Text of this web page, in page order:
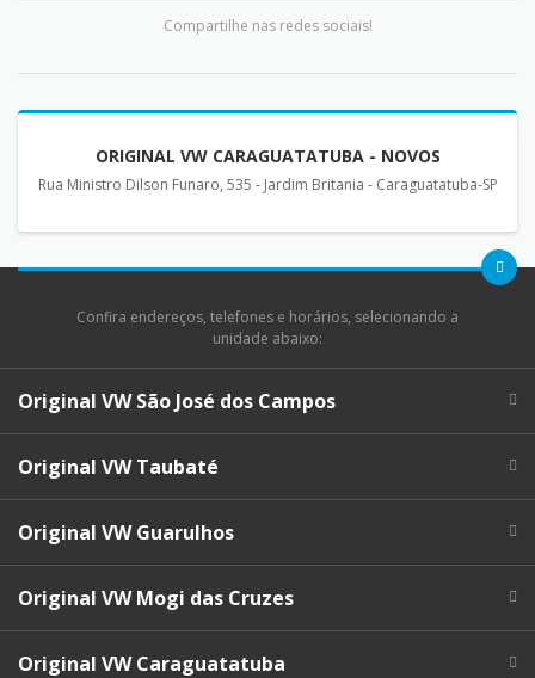
Compartilhe nas redes sociais!
ORIGINAL VW CARAGUATATUBA - NOVOS
Rua Ministro Dilson Funaro, 535 - Jardim Britania - Caraguatatuba-SP
Confira endereços, telefones e horários, selecionando a
unidade abaixo:
Original VW São José dos Campos
Original VW Taubaté
Original VW Guarulhos
Original VW Mogi das Cruzes
Original VW Caraguatatuba